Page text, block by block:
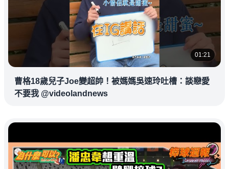
01:21
曹格18歲兒子Joe變超帥！被媽媽吳速玲吐槽：談戀愛
不要我 @videolandnews